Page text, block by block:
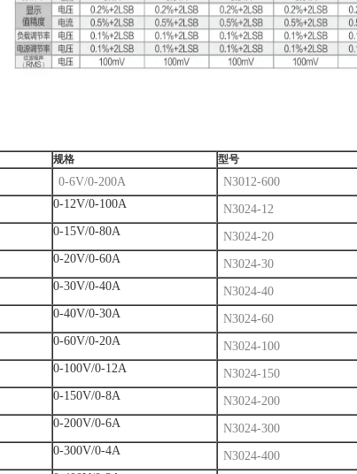
规格 型号
0-6V/0-200A N3012-600
0-12V/0-100A N3024-12
0-15V/0-80A N3024-20
0-20V/0-60A N3024-30
0-30V/0-40A N3024-40
0-40V/0-30A N3024-60
0-60V/0-20A N3024-100
0-100V/0-12A N3024-150
0-150V/0-8A N3024-200
0-200V/0-6A N3024-300
0-300V/0-4A N3024-400